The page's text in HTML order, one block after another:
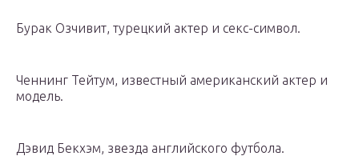
Бурак Озчивит, турецкий актер и секс-символ.
Ченнинг Тейтум, известный американский актер и
модель.
Дэвид Бекхэм, звезда английского футбола.